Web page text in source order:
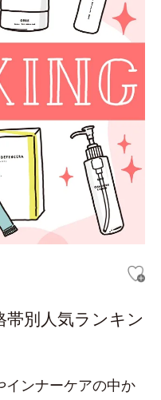
帯別人気ランキン
インナーケアの中か